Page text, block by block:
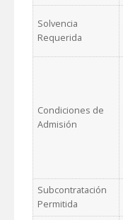
Solvencia
Requerida
Condiciones de
Admisión
Subcontratación
Permitida